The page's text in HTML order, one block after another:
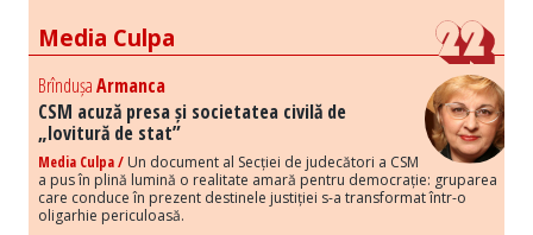
Media Culpa
BrîndușaArmanca
CSM acuză presa și societatea civilă de
„lovitură de stat”
Media Culpa / Un document al Secției de judecători a CSM
a pus în plină lumină o realitate amară pentru democrație: gruparea
care conduce în prezent destinele justiției s-a transformat într-o
oligarhie periculoasă.